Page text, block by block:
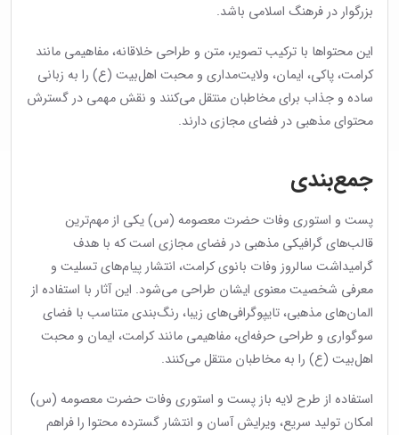
بزرگوار در فرهنگ اسلامی باشد.
این محتواها با ترکیب تصویر، متن و طراحی خلاقانه، مفاهیمی مانند
کرامت، پاکی، ایمان، ولایت‌مداری و محبت اهل‌بیت (ع) را به زبانی
ساده و جذاب برای مخاطبان منتقل می‌کنند و نقش مهمی در گسترش
محتوای مذهبی در فضای مجازی دارند.
جمع‌بندی
پست و استوری وفات حضرت معصومه (س) یکی از مهم‌ترین
قالب‌های گرافیکی مذهبی در فضای مجازی است که با هدف
گرامیداشت سالروز وفات بانوی کرامت، انتشار پیام‌های تسلیت و
معرفی شخصیت معنوی ایشان طراحی می‌شود. این آثار با استفاده از
المان‌های مذهبی، تایپوگرافی‌های زیبا، رنگ‌بندی متناسب با فضای
سوگواری و طراحی حرفه‌ای، مفاهیمی مانند کرامت، ایمان و محبت
اهل‌بیت (ع) را به مخاطبان منتقل می‌کنند.
استفاده از طرح لایه باز پست و استوری وفات حضرت معصومه (س)
امکان تولید سریع، ویرایش آسان و انتشار گسترده محتوا را فراهم